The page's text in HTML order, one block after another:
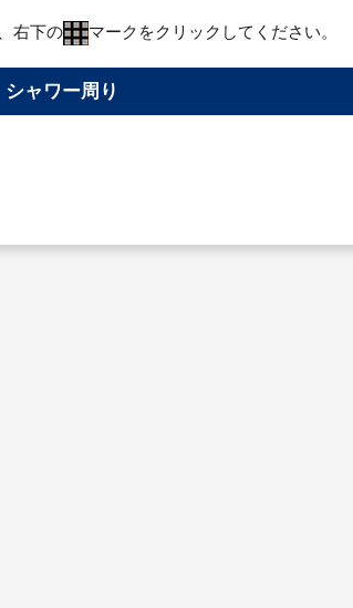
右下の
マークをクリックしてください。
シャワー周り